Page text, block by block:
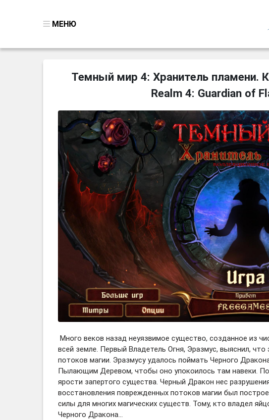
МЕНЮ
БИЗНЕС
ТРИ-В-РЯД
СТРАТЕГИИ
СТРЕЛЯЛКИ
КВЕСТ
КАК СКАЧАТЬ
НОВОСТИ
Темный мир 4: Хранитель пламени.
Realm 4: Guardian of
Много веков назад неуязвимое существо, созданное из
всей земле. Первый Владетель Огня, Эразмус, выяснил,
потоков магии. Эразмусу удалось поймать Черного
Пылающим Деревом, чтобы оно упокоилось там навеки.
ярости запертого существа. Черный Дракон нес
восстановления поврежденных потоков магии был
силы для многих магических существ. Тому, кто владел
Черного Дракона...